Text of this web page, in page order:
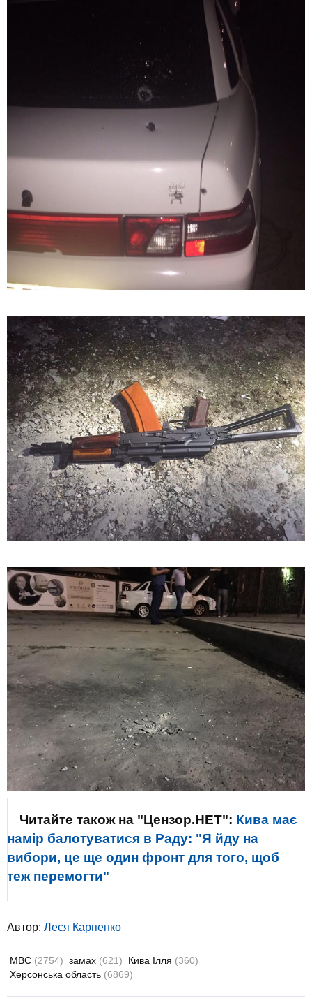
Читайте також на "Цензор.НЕТ": Кива має
намір балотуватися в Раду: "Я йду на
вибори, це ще один фронт для того, щоб
теж перемогти"
Автор: Леся Карпенко
МВС (2754) замах (621) Кива Ілля (360)
Херсонська область (6869)